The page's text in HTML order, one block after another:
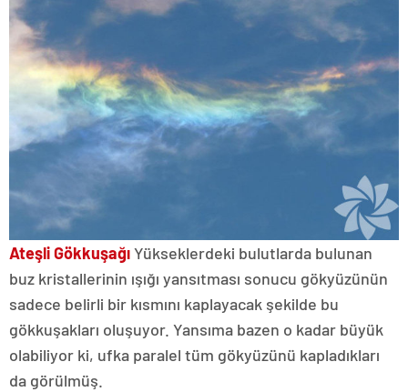
Ateşli GökkuşağıYükseklerdeki bulutlarda bulunan
buz kristallerinin ışığı yansıtması sonucu gökyüzünün
sadece belirli bir kısmını kaplayacak şekilde bu
gökkuşakları oluşuyor. Yansıma bazen o kadar büyük
olabiliyor ki, ufka paralel tüm gökyüzünü kapladıkları
da görülmüş.